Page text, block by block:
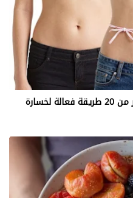
طرق تنحيف الجسم دون رجيم: أكثر من 20 طريقة فعالة لخسارة